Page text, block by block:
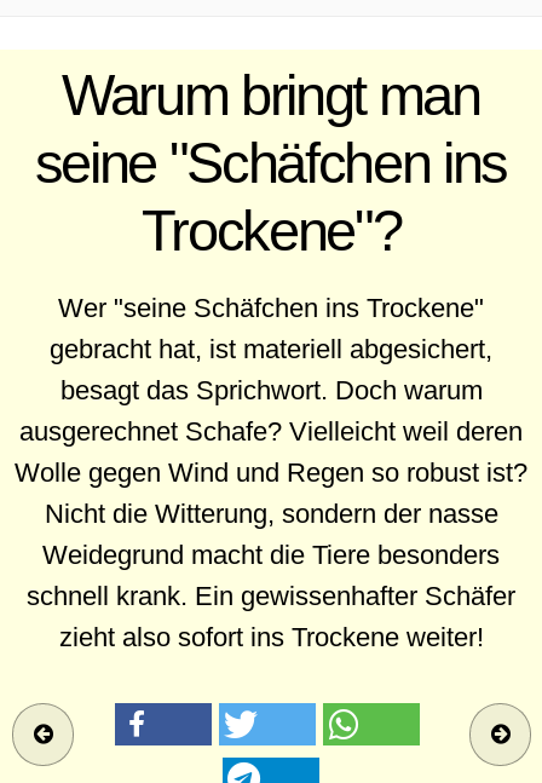
Warum bringt man
seine "Schäfchen ins
Trockene"?
Wer "seine Schäfchen ins Trockene"
gebracht hat, ist materiell abgesichert,
besagt das Sprichwort. Doch warum
ausgerechnet Schafe? Vielleicht weil deren
Wolle gegen Wind und Regen so robust ist?
Nicht die Witterung, sondern der nasse
Weidegrund macht die Tiere besonders
schnell krank. Ein gewissenhafter Schäfer
zieht also sofort ins Trockene weiter!